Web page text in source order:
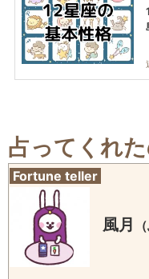
占ってくれ
Fortune teller
風月